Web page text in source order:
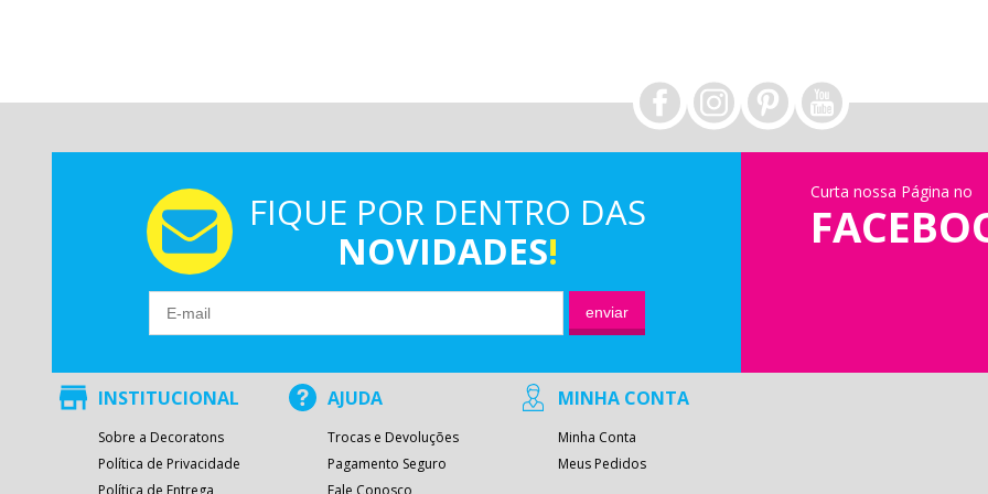
FIQUE POR DENTRO DAS
NOVIDADES!
enviar
INSTITUCIONAL
Sobre a Decoratons
Política de Privacidade
Política de Entrega
AJUDA
Trocas e Devoluções
Pagamento Seguro
Fale Conosco
MINHA CONTA
Minha Conta
Meus Pedidos
Curta nossa Página no